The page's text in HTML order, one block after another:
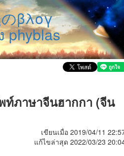
βλογ
phyblas
ท์ภาษาจีนฮากกา (จีน
เขียนเมื่อ 2019/04/11
แก้ไขล่าสุด 2022/03/23